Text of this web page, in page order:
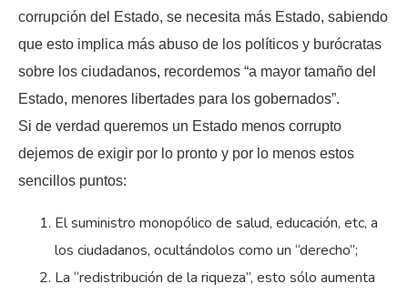
corrupción del Estado, se necesita más Estado, sabiendo
que esto implica más abuso de los políticos y burócratas
sobre los ciudadanos, recordemos “a mayor tamaño del
Estado, menores libertades para los gobernados”.
Si de verdad queremos un Estado menos corrupto
dejemos de exigir por lo pronto y por lo menos estos
sencillos puntos:
El suministro monopólico de salud, educación, etc, a
los ciudadanos, ocultándolos como un “derecho”;
La “redistribución de la riqueza”, esto sólo aumenta